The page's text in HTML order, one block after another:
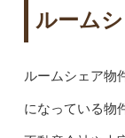
ルーム
ルームシェア物
になっている物